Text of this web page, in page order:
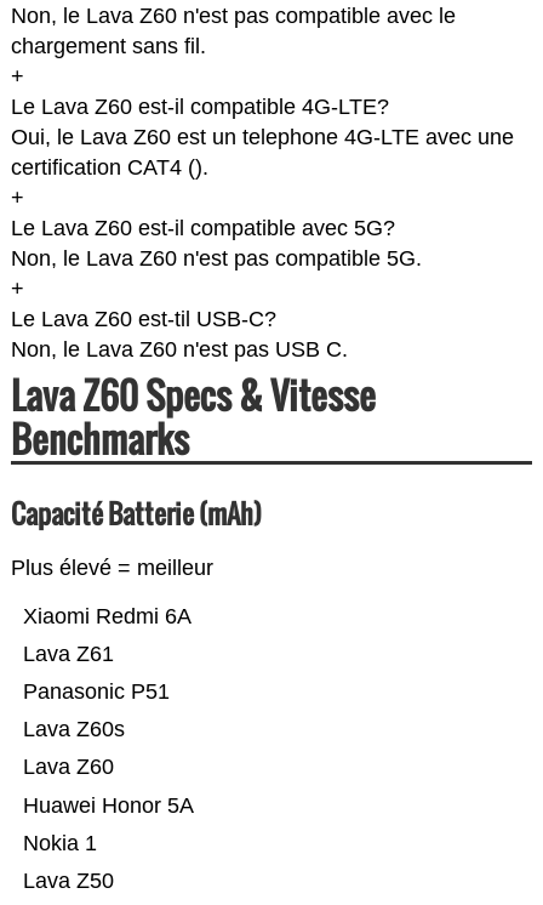
Non, le Lava Z60 n'est pas compatible avec le
chargement sans fil.
+
Le Lava Z60 est-il compatible 4G-LTE?
Oui, le Lava Z60 est un telephone 4G-LTE avec une
certification CAT4 ().
+
Le Lava Z60 est-il compatible avec 5G?
Non, le Lava Z60 n'est pas compatible 5G.
+
Le Lava Z60 est-til USB-C?
Non, le Lava Z60 n'est pas USB C.
Lava Z60 Specs & Vitesse
Benchmarks
Capacité Batterie (mAh)
Plus élevé = meilleur
Lava Z50
Nokia 1
Huawei Honor 5A
Lava Z60
Lava Z60s
Panasonic P51
Lava Z61
Xiaomi Redmi 6A